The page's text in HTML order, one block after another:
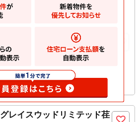
品川区東中延
72.06m2
お気に入りに追加
グレイスウッドリミテッド荏